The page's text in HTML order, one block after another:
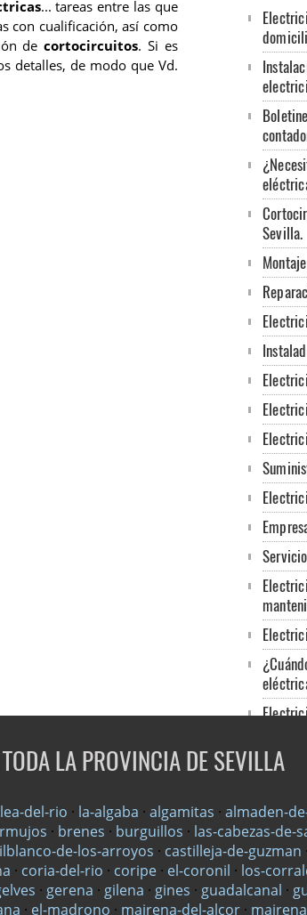
... tareas entre las que
con cualificación, así como
decortocircuitos. Si es
detalles, de modo que Vd.
Sevilla.
Venta
LA PROVINCIA DE SEVILLA
del-rio · la-algaba · algamitas · almaden-
· brenes · burguillos · las-cabezas-de-
de-los-arroyos · castilleja-de-guzman ·
· coria-del-rio · coripe · el-coronil · los-
· gerena · gilena · gines · guadalcanal ·
· el-madrono · mairena-del-alcor ·